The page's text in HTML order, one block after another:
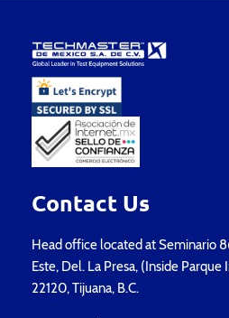
Contact Us
Head office located at Seminario
Este, Del. La Presa, (Inside Parque
22120, Tijuana, B.C.